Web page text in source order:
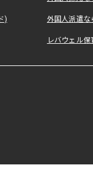
) 外国人派遣な
レバウェル